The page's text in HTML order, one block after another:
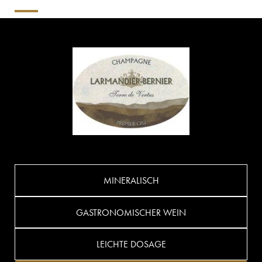
MINERALISCH
GASTRONOMISCHER WEIN
LEICHTE DOSAGE